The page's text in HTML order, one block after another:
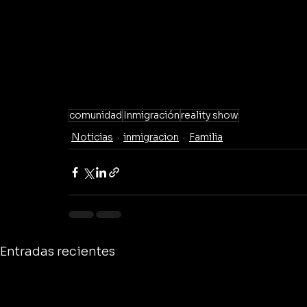
comunidad Inmigraciónreality show
Noticias
inmigracion Familia
Entradas recientes